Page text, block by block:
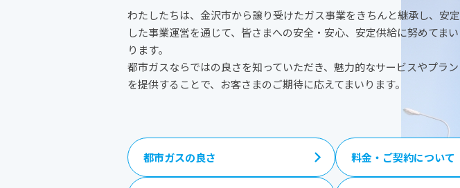
わたしたちは、金沢市から譲り受けたガス事業をきちんと継承し、安定
した事業運営を通じて、皆さまへの安全・安心、安定供給に努めてまい
ります。
都市ガスならではの良さを知っていただき、魅力的なサービスやプラン
を提供することで、お客さまのご期待に応えてまいります。
都市ガスの良さ 料金・ご契約について